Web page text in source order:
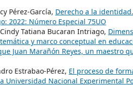
Pérez-García, Derecho a la
2022: Número Especial 75UO
Tatiana Bucaran Intriago,
y marco conceptual en
Juan Marañón Reyes, un maestro
Estrabao-Pérez, El proceso de
Universidad Nacional Experimental